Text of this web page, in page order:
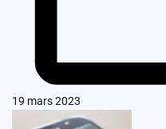
19 mars 2023